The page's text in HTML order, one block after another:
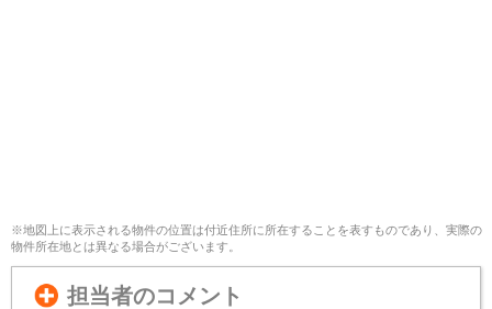
※地図上に表示される物件の位置は付近住所に所在することを表すものであり、実際の
物件所在地とは異なる場合がございます。
担当者のコメント